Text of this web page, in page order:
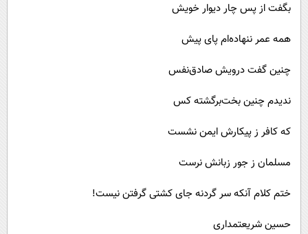
بگفت از پس چار دیوار خویش
همه عمر ننهاده‌ام پای پیش
چنین گفت درویش صادق‌نفس
ندیدم چنین بخت‌برگشته کس
که کافر ز پیکارش ایمن نشست
مسلمان ز جور زبانش نرست
ختم کلام آنکه سر گردنه جای کشتی گرفتن نیست!
حسین شریعتمداری